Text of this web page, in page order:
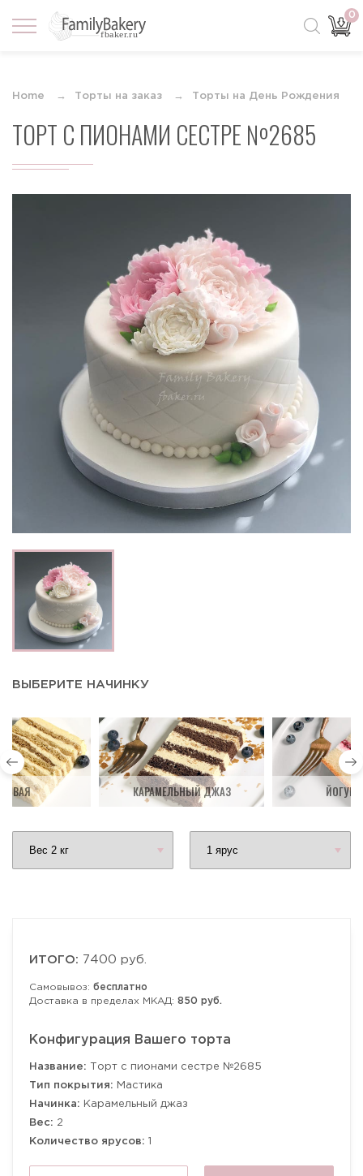
0
Home Торты на заказ Торты на День Рождения
ТОРТ С ПИОНАМИ СЕСТРЕ №2685
ВЫБЕРИТЕ НАЧИНКУ
КАРАМЕЛЬНЫЙ ДЖАЗ
ИТОГО: 7400 руб.
Самовывоз: бесплатно
Доставка в пределах МКАД: 850 руб.
Конфигурация Вашего торта
Название: Торт с пионами сестре №2685
Тип покрытия: Мастика
Начинка: Карамельный джаз
Вес: 2
Количество ярусов: 1